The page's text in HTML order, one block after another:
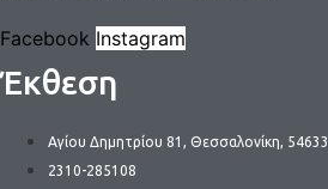
Facebook Instagram
Έκθεση
Αγίου Δημητρίου 81, Θεσσαλονίκη, 54633
2310-285108